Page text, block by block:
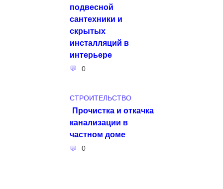
подвесной
сантехники и
скрытых
инсталляций в
интерьере
0
СТРОИТЕЛЬСТВО
Прочистка и откачка
канализации в
частном доме
0